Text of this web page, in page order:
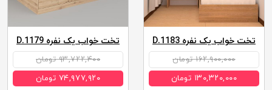
تخت خواب یک نفره D.1179
۹۳,۷۲۲,۴۰۰ تومان
۷۴,۹۷۷,۹۲۰ تومان
تخت خواب یک نفره D.1183
۱۶۲,۹۰۰,۰۰۰ تومان
۱۳۰,۳۲۰,۰۰۰ تومان